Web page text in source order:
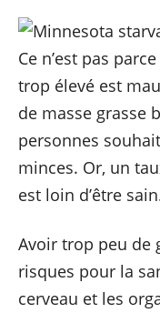
Ce n’est pas
trop élevé est
de masse grasse
personnes
minces. Or, un
est loin d’être
Avoir trop peu de
risques pour la
cerveau et les